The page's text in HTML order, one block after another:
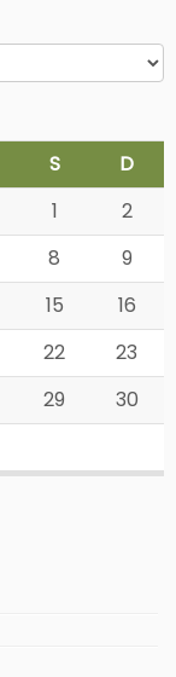
S
D
1
2
8
9
15
16
22
23
29
30